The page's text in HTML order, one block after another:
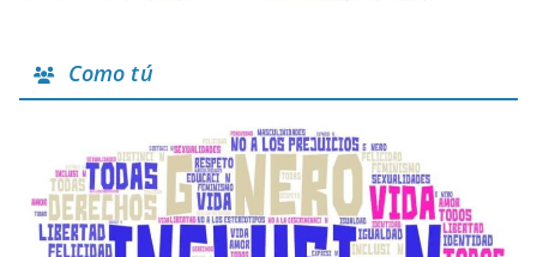
Como tú